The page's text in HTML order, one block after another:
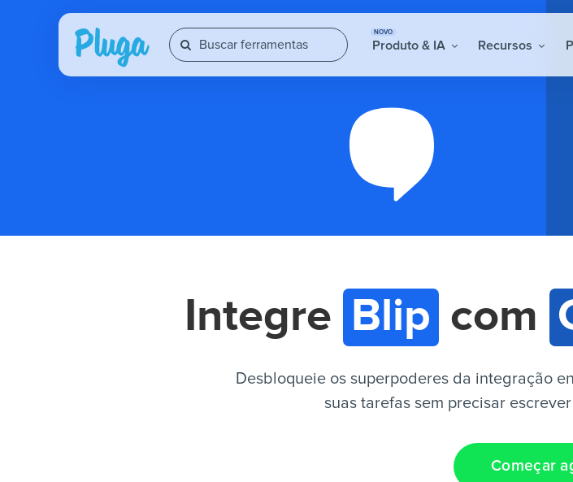
NOVO
Produto & IA Recursos
Integre Blip com
Desbloqueie os superpoderes da integração
suas tarefas sem precisar
Começar